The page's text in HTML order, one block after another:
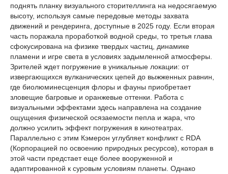
поднять планку визуального сторителлинга на недосягаемую
высоту, используя самые передовые методы захвата
движений и рендеринга, доступные в 2025 году. Если вторая
часть поражала проработкой водной среды, то третья глава
сфокусирована на физике твердых частиц, динамике
пламени и игре света в условиях задымленной атмосферы.
Зрителей ждет погружение в уникальные локации: от
извергающихся вулканических цепей до выжженных равнин,
где биолюминесценция флоры и фауны приобретает
зловещие багровые и оранжевые оттенки. Работа с
визуальными эффектами здесь направлена на создание
ощущения физической осязаемости пепла и жара, что
должно усилить эффект погружения в кинотеатрах.
Параллельно с этим Кэмерон углубляет конфликт с RDA
(Корпорацией по освоению природных ресурсов), которая в
этой части предстает еще более вооруженной и
адаптированной к суровым условиям планеты. Однако